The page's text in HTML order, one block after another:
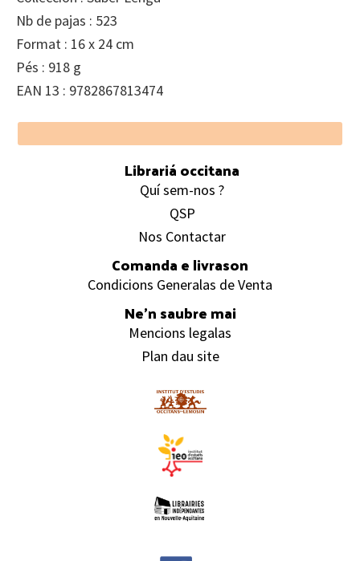
Nb de pajas : 523
Format : 16 x 24 cm
Pés : 918 g
EAN 13 : 9782867813474
Footer
Librariá occitana
Quí sem-nos ?
QSP
Nos Contactar
Comanda e livrason
Condicions Generalas de Venta
Ne’n saubre mai
Mencions legalas
Plan dau site